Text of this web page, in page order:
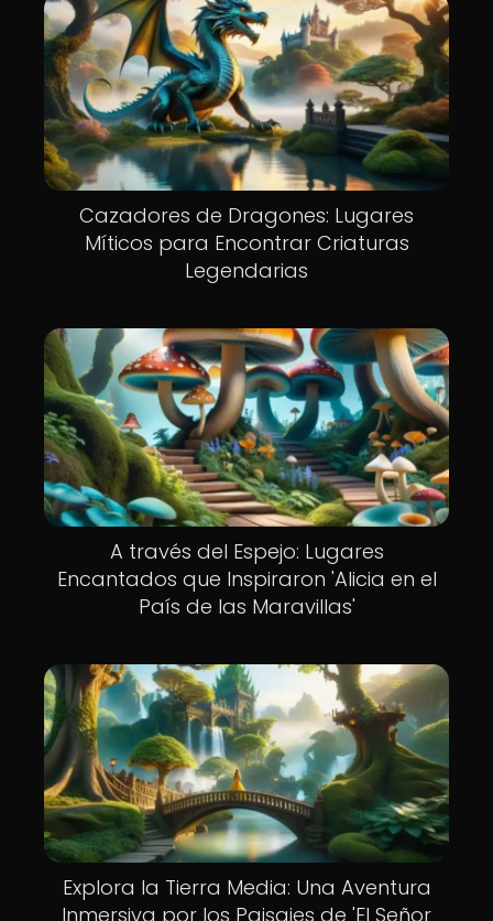
Cazadores de Dragones: Lugares
Míticos para Encontrar Criaturas
Legendarias
A través del Espejo: Lugares
Encantados que Inspiraron 'Alicia en el
País de las Maravillas'
Explora la Tierra Media: Una Aventura
Inmersiva por los Paisajes de 'El Señor